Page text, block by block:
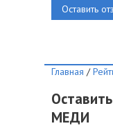
Оставить
Главная /
МЕДИ